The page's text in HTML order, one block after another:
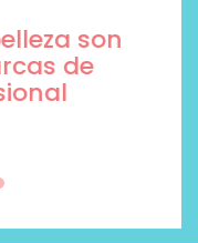
son
de